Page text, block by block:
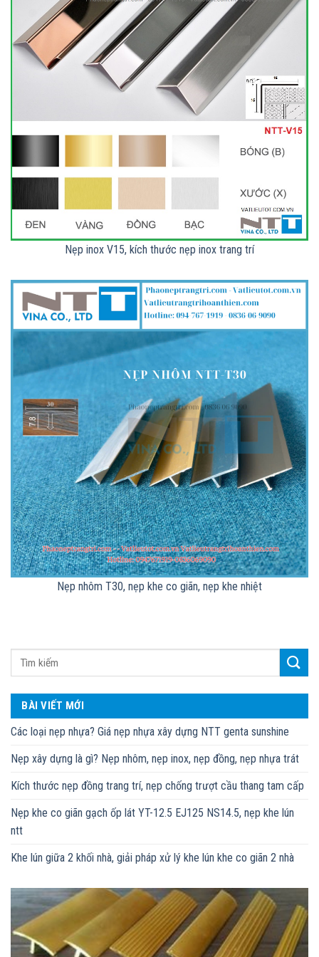
BÀI VIẾT MỚI
Các loại nẹp nhựa? Giá nẹp nhựa xây dựng NTT genta sunshine
Nẹp xây dựng là gì? Nẹp nhôm, nẹp inox, nẹp đồng, nẹp nhựa trát
Kích thước nẹp đồng trang trí, nẹp chống trượt cầu thang tam cấp
Nẹp khe co giãn gạch ốp lát YT-12.5 EJ125 NS14.5, nẹp khe lún
ntt
Khe lún giữa 2 khối nhà, giải pháp xử lý khe lún khe co giãn 2 nhà
Nẹp inox V15, kích thước nẹp inox trang trí
Nẹp nhôm T30, nẹp khe co giãn, nẹp khe nhiệt